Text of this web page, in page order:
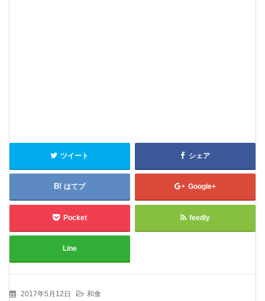
ツイート シェア
はてブ Google+
Pocket feedly
Line
2017年5月12日
和食